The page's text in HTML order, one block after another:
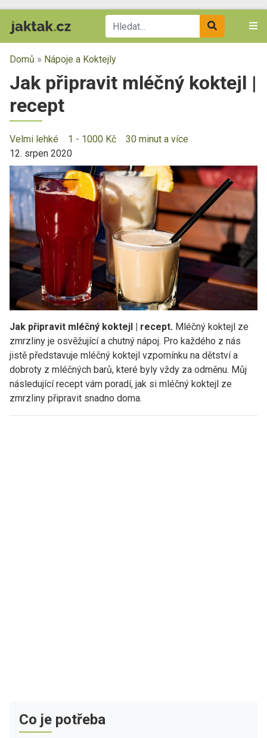
Domů » Nápoje a Koktejly
Jak připravit mléčný koktejl |
recept
Velmi lehké 1 - 1000 Kč
30 minut a více
12. srpen 2020
Jak připravit mléčný koktejl | recept. Mléčný koktejl ze
zmrzliny je osvěžující a chutný nápoj. Pro každého z nás
jistě představuje mléčný koktejl vzpomínku na dětství a
dobroty z mléčných barů, které byly vždy za odměnu. Můj
následující recept vám poradí, jak si mléčný koktejl ze
zmrzliny připravit snadno doma.
Co je potřeba